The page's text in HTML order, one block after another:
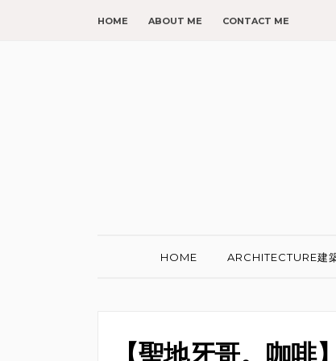
HOME ABOUT ME CONTACT ME
HOME ARCHITECTURE建
【聖地牙哥。咖啡